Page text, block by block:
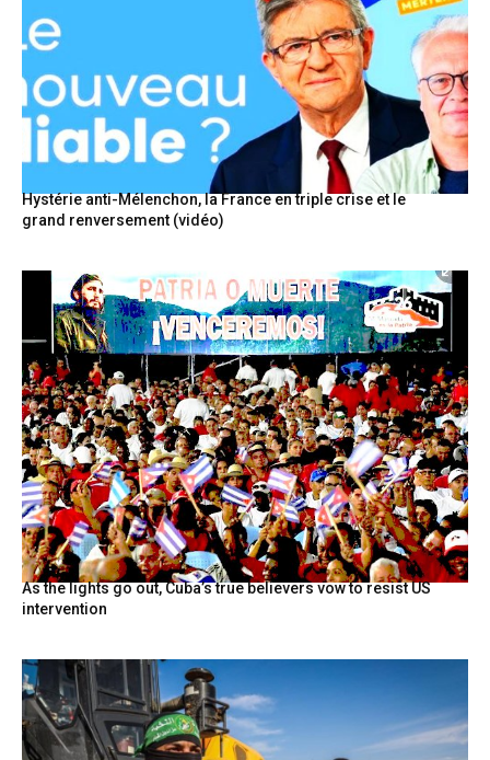
Hystérie anti-Mélenchon, la France en triple crise et le
grand renversement (vidéo)
As the lights go out, Cuba’s true believers vow to resist US
intervention